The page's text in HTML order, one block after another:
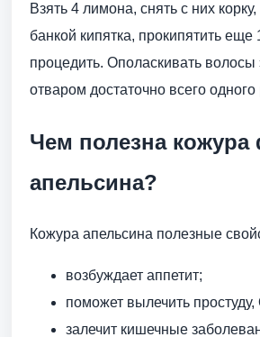
Взять 4 лимона, снять с них
банкой кипятка, прокипятить еще
процедить. Ополаскивать
отваром достаточно всего
Чем полезна кожура
апельсина?
Кожура апельсина полезные
возбуждает аппетит;
поможет вылечить
залечит кишечные